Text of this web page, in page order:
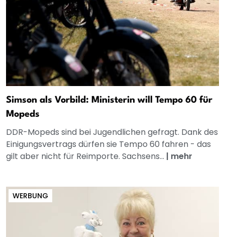
Simson als Vorbild: Ministerin will Tempo 60 für
Mopeds
DDR-Mopeds sind bei Jugendlichen gefragt. Dank des
Einigungsvertrags dürfen sie Tempo 60 fahren - das
gilt aber nicht für Reimporte. Sachsens... | mehr
WERBUNG